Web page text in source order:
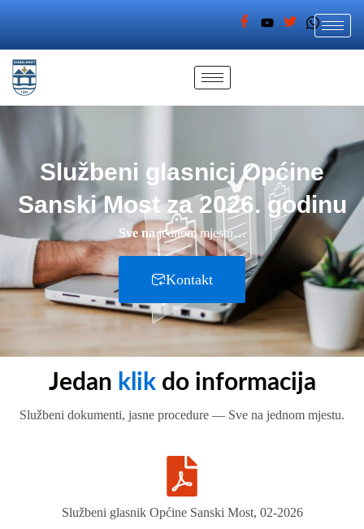
Službeni glasnici Općine
Sanski Most za 2026. godinu
Sve najednom mjestu…
Kontakt
Jedan klikdo informacija
Službeni dokumenti, jasne procedure — Sve na jednom mjestu.
Službeni glasnik Općine Sanski Most, 02-2026